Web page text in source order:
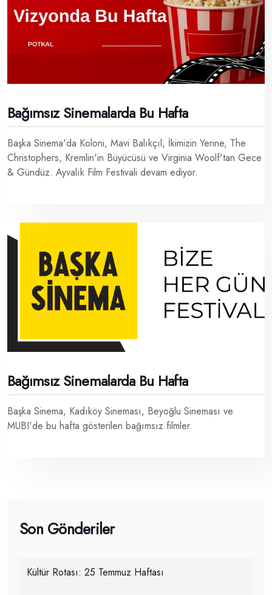
Bağımsız Sinemalarda Bu Hafta
Başka Sinema'da Koloni, Mavi Balıkçıl, İkimizin Yerine, The
Christophers, Kremlin'in Büyücüsü ve Virginia Woolf'tan Gece
& Gündüz. Ayvalık Film Festivali devam ediyor.
Bağımsız Sinemalarda Bu Hafta
Başka Sinema, Kadıköy Sineması, Beyoğlu Sineması ve
MUBI'de bu hafta gösterilen bağımsız filmler.
Son Gönderiler
Kültür Rotası: 25 Temmuz Haftası